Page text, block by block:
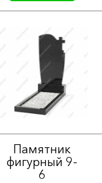
Памятник
фигурный 9-
6